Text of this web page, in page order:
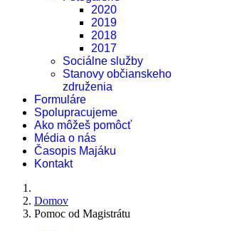
2020
2019
2018
2017
Sociálne služby
Stanovy občianskeho
združenia
Formuláre
Spolupracujeme
Ako môžeš pomôcť
Média o nás
Časopis Majáku
Kontakt
Domov
Pomoc od Magistrátu